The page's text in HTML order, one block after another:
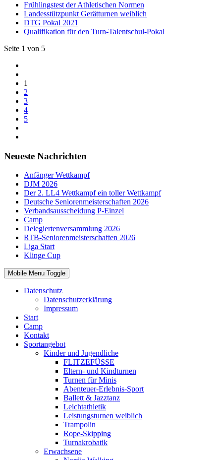
Frühlingstest der Athletischen Normen
Landesstützpunkt Gerätturnen weiblich
DTG Pokal 2021
Qualifikation für den Turn-Talentschul-Pokal
Seite 1 von 5
1
2
3
4
5
Neueste Nachrichten
Anfänger Wettkampf
DJM 2026
Der 2. LL4 Wettkampf ein toller Wettkampf
Deutsche Seniorenmeisterschaften 2026
Verbandsausscheidung P-Einzel
Camp
Delegiertenversammlung 2026
RTB-Seniorenmeisterschaften 2026
Liga Start
Klinge Cup
Mobile Menu Toggle
Datenschutz
Datenschutzerklärung
Impressum
Start
Camp
Kontakt
Sportangebot
Kinder und Jugendliche
FLITZEFÜSSE
Eltern- und Kindturnen
Turnen für Minis
Abenteuer-Erlebnis-Sport
Ballett & Jazztanz
Leichtathletik
Leistungsturnen weiblich
Trampolin
Rope-Skipping
Turnakrobatik
Erwachsene